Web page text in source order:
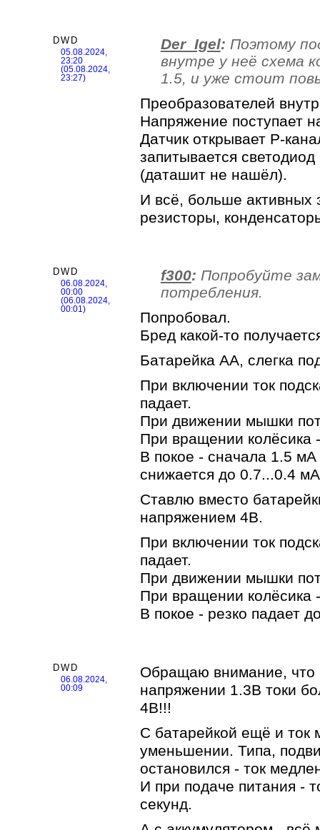
DWD
05.08.2024,
23:20
(05.08.2024,
23:27)
Der_Igel: Поэтому
внутре у неё схема
1.5, и уже стоит
Преобразователей
Напряжение поступает
Датчик открывает Р-
запитывается
(даташит не нашёл).
И всё, больше активных
резисторы,
DWD
06.08.2024,
00:00
(06.08.2024,
00:01)
f300: Попробуйте
потребления.
Попробовал.
Бред какой-то
Батарейка АА, слегка
При включении ток
падает.
При движении мышки
При вращении колёсика
В покое - сначала 1.5
снижается до 0.7...0.4
Ставлю вместо
напряжением 4В.
При включении ток
падает.
При движении мышки
При вращении колёсика
В покое - резко падает
DWD
06.08.2024,
00:09
Обращаю внимание, что
напряжении 1.3В токи
4В!!!
С батарейкой ещё и ток
уменьшении. Типа,
остановился - ток
И при подаче питания -
секунд.